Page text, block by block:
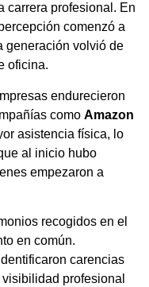
carrera profesional. En
comenzó a
generación volvió de
oficina.
endurecieron
como Amazon
asistencia física, lo
al inicio hubo
empezaron a
recogidos en el
en común.
carencias
profesional